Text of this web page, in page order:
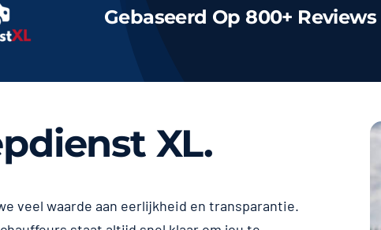
Gebaseerd Op 800+ Reviews
XL.
veel waarde aan eerlijkheid en transparantie.